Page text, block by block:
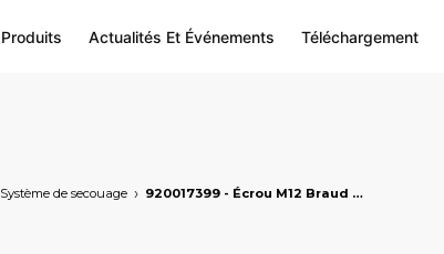
Produits Actualités Et Événements Téléchargement
Système de secouage 920017399 - Écrou M12 Braud NH, markets: []string{"A", "B", "AU"}